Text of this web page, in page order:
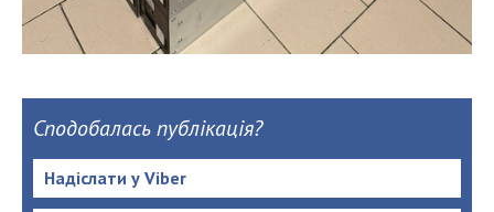
Сподобалась публікація?
Надіслати у Viber